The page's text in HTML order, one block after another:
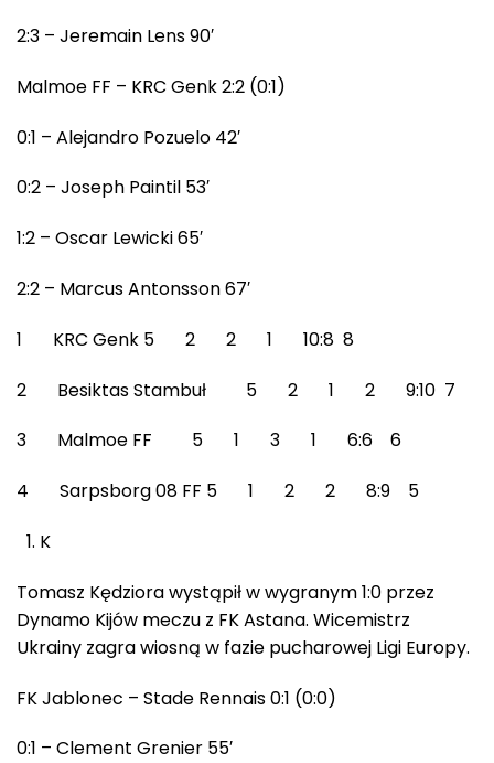
2:3 – Jeremain Lens 90′
Malmoe FF – KRC Genk 2:2 (0:1)
0:1 – Alejandro Pozuelo 42′
0:2 – Joseph Paintil 53′
1:2 – Oscar Lewicki 65′
2:2 – Marcus Antonsson 67′
1 KRC Genk 5 2 2 1 10:8 8
2 Besiktas Stambuł 5 2 1 2 9:10 7
3 Malmoe FF 5 1 3 1 6:6 6
4 Sarpsborg 08 FF 5 1 2 2 8:9 5
K
Tomasz Kędziora wystąpił w wygranym 1:0 przez
Dynamo Kijów meczu z FK Astana. Wicemistrz
Ukrainy zagra wiosną w fazie pucharowej Ligi Europy.
FK Jablonec – Stade Rennais 0:1 (0:0)
0:1 – Clement Grenier 55′